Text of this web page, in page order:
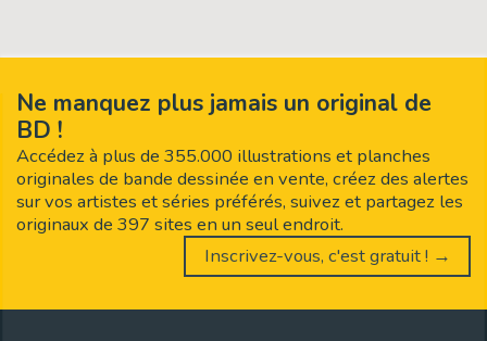
Ne manquez plus jamais un original de
BD !
Accédez à plus de 355.000 illustrations et planches
originales de bande dessinée en vente, créez des alertes
sur vos artistes et séries préférés, suivez et partagez les
originaux de 397 sites en un seul endroit.
Inscrivez-vous, c'est gratuit ! →